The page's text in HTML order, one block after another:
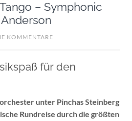
– Symphonic
KOMMENTARE
für den
unter Pinchas Steinberg
Rundreise durch die größten